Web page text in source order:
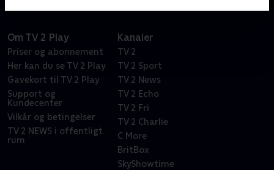
Om TV 2 Play
Priser og abonnement
Her kan du se TV 2 Play
Gavekort til TV 2 Play
Support og
Kundecenter
Vilkår og betingelser
TV 2 NEWS i offentligt
rum
Kanaler
TV 2
TV 2 Sport
TV 2 News
TV 2 Echo
TV 2 Fri
TV 2 Charlie
C More
BritBox
SkyShowtime